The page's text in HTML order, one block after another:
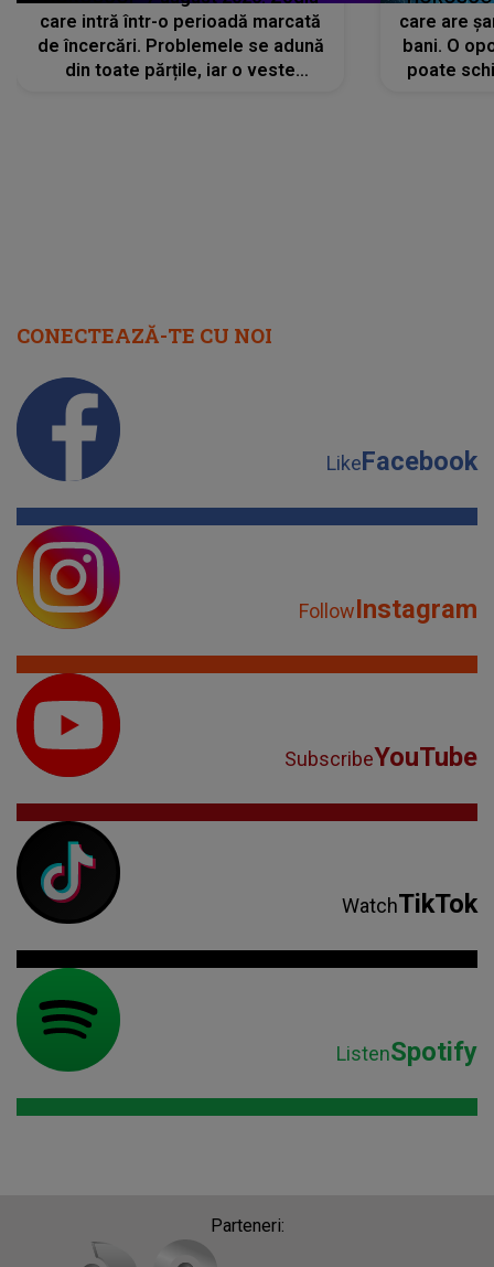
care intră într-o perioadă marcată
de încercări. Problemele se adună
din toate părțile, iar o veste
care are
bani. O
poate
CONECTEAZĂ-TE CU NOI
LikeFacebook
FollowInstagram
SubscribeYouTube
WatchTikTok
ListenSpotify
Parteneri: